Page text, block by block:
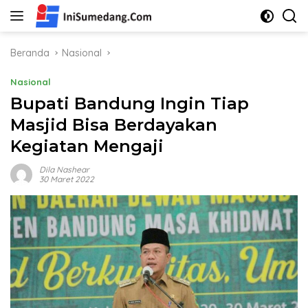
Langsung
Beranda
Nasional
Nasional
Bupati Bandung Ingin Tiap
Masjid Bisa Berdayakan
Kegiatan Mengaji
Dila Nashear
30 Maret 2022